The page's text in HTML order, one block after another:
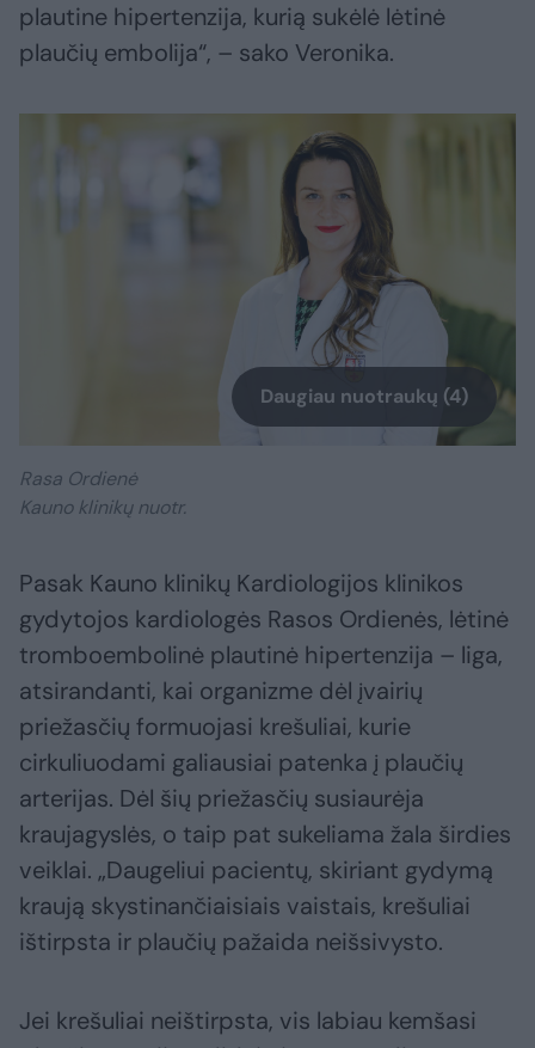
plautine hipertenzija, kurią sukėlė lėtinė
plaučių embolija“, – sako Veronika.
Daugiau nuotraukų (4)
Rasa Ordienė
Kauno klinikų nuotr.
Pasak Kauno klinikų Kardiologijos klinikos
gydytojos kardiologės Rasos Ordienės, lėtinė
tromboembolinė plautinė hipertenzija – liga,
atsirandanti, kai organizme dėl įvairių
priežasčių formuojasi krešuliai, kurie
cirkuliuodami galiausiai patenka į plaučių
arterijas. Dėl šių priežasčių susiaurėja
kraujagyslės, o taip pat sukeliama žala širdies
veiklai. „Daugeliui pacientų, skiriant gydymą
kraują skystinančiaisiais vaistais, krešuliai
ištirpsta ir plaučių pažaida neišsivysto.
Jei krešuliai neištirpsta, vis labiau kemšasi